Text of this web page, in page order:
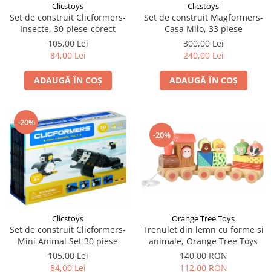
Clicstoys
Set de construit Clicformers-
Insecte, 30 piese-corect
105,00 Lei
84,00 Lei
ADAUGĂ ÎN COȘ
Clicstoys
Set de construit Magformers-
Casa Milo, 33 piese
300,00 Lei
240,00 Lei
ADAUGĂ ÎN COȘ
-20%
Clicstoys
Set de construit Clicformers-
Mini Animal Set 30 piese
105,00 Lei
84,00 Lei
-20%
Orange Tree Toys
Trenulet din lemn cu forme si
animale, Orange Tree Toys
140,00 RON
112,00 RON